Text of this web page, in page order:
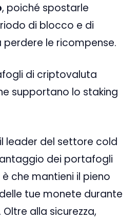
, poiché spostarle
di blocco e di
le ricompense.
di criptovaluta
supportano lo staking
leader del settore cold
dei portafogli
che mantieni il pieno
tue monete durante
Oltre alla sicurezza,